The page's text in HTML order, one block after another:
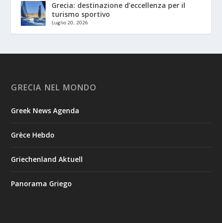
Grecia: destinazione d’eccellenza per il
turismo sportivo
Luglio 20, 2026
GRECIA NEL MONDO
Greek News Agenda
Grèce Hebdo
Griechenland Aktuell
Panorama Griego